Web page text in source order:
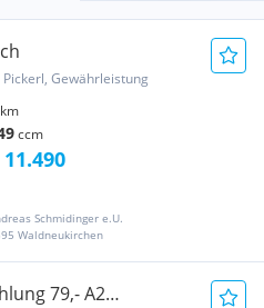
Gewährleistung
km
ccm
Schmidinger e.U.
Waldneukirchen
79,- A2